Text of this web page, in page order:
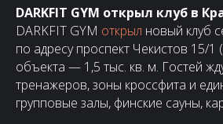
DARKFIT GYM открыл клуб в
DARKFIT GYM открыл новый клуб
по адресу проспект Чекистов
объекта — 1,5 тыс. кв. м. Гостей
тренажеров, зоны кроссфита и
групповые залы, финские сауны,